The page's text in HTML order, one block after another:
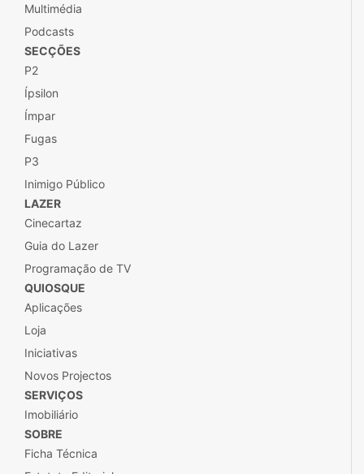
Multimédia
Podcasts
SECÇÕES
P2
Ípsilon
Ímpar
Fugas
P3
Inimigo Público
LAZER
Cinecartaz
Guia do Lazer
Programação de TV
QUIOSQUE
Aplicações
Loja
Iniciativas
Novos Projectos
SERVIÇOS
Imobiliário
SOBRE
Ficha Técnica